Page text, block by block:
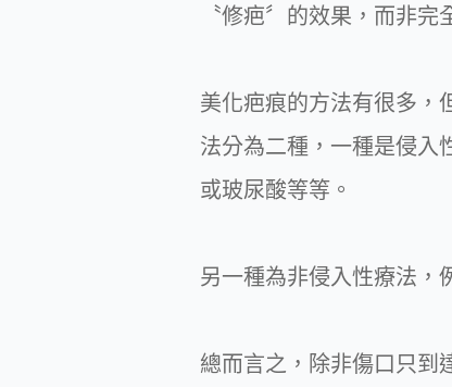
〝修疤〞的效果，而非
美化疤痕的方法有很多，
法分為二種，一種是侵入
或玻尿酸等等。
另一種為非侵入性療法，
總而言之，除非傷口只到